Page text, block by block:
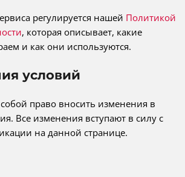
регулируется нашей Политикой
, которая описывает, какие
и как они используются.
условий
право вносить изменения в
Все изменения вступают в силу с
на данной странице.